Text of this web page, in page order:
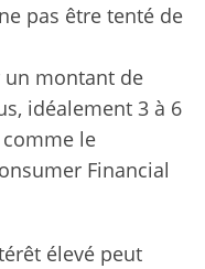
pas être tenté de
un montant de
idéalement 3 à 6
le
Financial
élevé peut